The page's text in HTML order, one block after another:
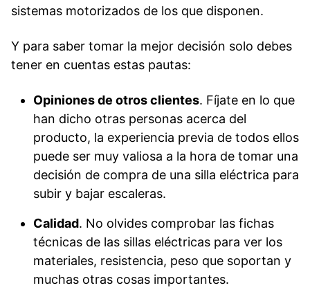
sistemas motorizados de los que disponen.
Y para saber tomar la mejor decisión solo debes
tener en cuentas estas pautas:
Opiniones de otros clientes. Fíjate en lo que
han dicho otras personas acerca del
producto, la experiencia previa de todos ellos
puede ser muy valiosa a la hora de tomar una
decisión de compra de una silla eléctrica para
subir y bajar escaleras.
Calidad. No olvides comprobar las fichas
técnicas de las sillas eléctricas para ver los
materiales, resistencia, peso que soportan y
muchas otras cosas importantes.